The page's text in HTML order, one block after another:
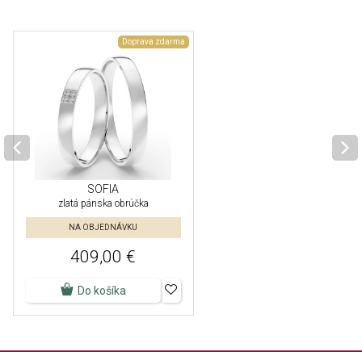
Doprava zdarma
SOFIA
zlatá pánska obrúčka
NA OBJEDNÁVKU
409,00 €
Do košíka